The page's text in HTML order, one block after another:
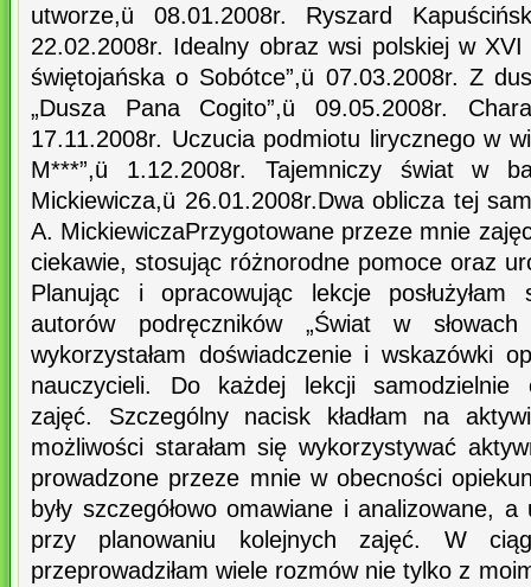
utworze,ü 08.01.2008r. Ryszard
22.02.2008r. Idealny obraz wsi polskiej w
świętojańska o Sobótce”,ü 07.03.2008r. Z
„Dusza Pana Cogito”,ü 09.05.2008r.
17.11.2008r. Uczucia podmiotu lirycznego w
M***”,ü 1.12.2008r. Tajemniczy świat w
Mickiewicza,ü 26.01.2008r.Dwa oblicza tej
A. MickiewiczaPrzygotowane przeze mnie
ciekawie, stosując różnorodne pomoce oraz
Planując i opracowując lekcje
autorów podręczników „Świat w
wykorzystałam doświadczenie i wskazówki
nauczycieli. Do każdej lekcji samodzielnie
zajęć. Szczególny nacisk kładłam na
możliwości starałam się wykorzystywać
prowadzone przeze mnie w obecności
były szczegółowo omawiane i analizowane,
przy planowaniu kolejnych zajęć. W
przeprowadziłam wiele rozmów nie tylko z